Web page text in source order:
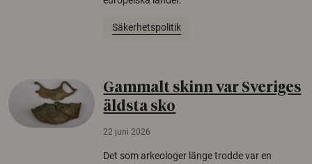
Säkerhetspolitik
Gammalt skinn var Sveriges
äldsta sko
22 juni 2026
Det som arkeologer länge trodde var en